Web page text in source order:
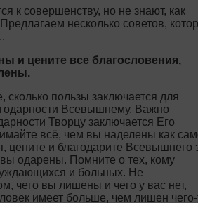
к совершенству, но не знают, как
несколько советов,
и цените все благословения,
сколько пользы заключается для
Всевышнему. Важно
Творцу заключается Его
всё, чем вы наделены как
цените и благодарите Всевышнего
одарены. Помните о тех, кому
и больных. Не
чего вы лишены и чего у вас нет,
имеет больше, чем лишен